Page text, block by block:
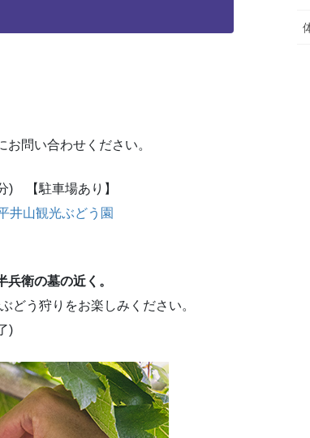
問い合わせください。
) 【駐車場あり】
井山観光ぶどう園
衛の墓の近く。
どう狩りをお楽しみください。
)